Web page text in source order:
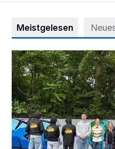
Meistgelesen
Aus Grau wird Haltung